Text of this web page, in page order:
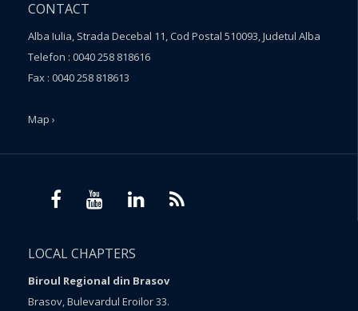
CONTACT
Alba Iulia, Strada Decebal 11, Cod Postal 510093, Judetul Alba
Telefon : 0040 258 818616
Fax : 0040 258 818613
Map ›
LOCAL CHAPTERS
Biroul Regional din Brasov
Brasov, Bulevardul Eroilor 33.